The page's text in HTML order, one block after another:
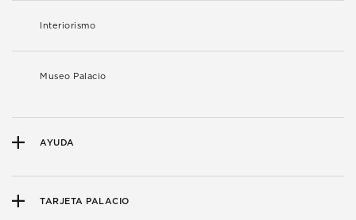
Interiorismo
Museo Palacio
AYUDA
TARJETA PALACIO